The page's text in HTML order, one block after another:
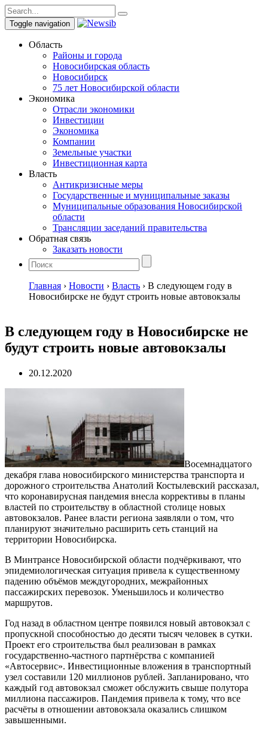
Toggle navigation
Область
Районы и города
Новосибирская область
Новосибирск
75 лет Новосибирской области
Экономика
Отрасли экономики
Инвестиции
Экономика
Компании
Земельные участки
Инвестиционная карта
Власть
Антикризисные меры
Государственные и муниципальные заказы
Муниципальные образования Новосибирской
области
Трансляции заседаний правительства
Обратная связь
Заказать новости
Главная › Новости › Власть › В следующем году в
Новосибирске не будут строить новые автовокзалы
В следующем году в Новосибирске не
будут строить новые автовокзалы
20.12.2020
Восемнадцатого
декабря глава новосибирского министерства транспорта и
дорожного строительства Анатолий Костылевский рассказал,
что коронавирусная пандемия внесла коррективы в планы
властей по строительству в областной столице новых
автовокзалов. Ранее власти региона заявляли о том, что
планируют значительно расширить сеть станций на
территории Новосибирска.
В Минтрансе Новосибирской области подчёркивают, что
эпидемиологическая ситуация привела к существенному
падению объёмов междугородних, межрайонных
пассажирских перевозок. Уменьшилось и количество
маршрутов.
Год назад в областном центре появился новый автовокзал с
пропускной способностью до десяти тысяч человек в сутки.
Проект его строительства был реализован в рамках
государственно-частного партнёрства с компанией
«Автосервис». Инвестиционные вложения в транспортный
узел составили 120 миллионов рублей. Запланировано, что
каждый год автовокзал сможет обслужить свыше полутора
миллиона пассажиров. Пандемия привела к тому, что все
расчёты в отношении автовокзала оказались слишком
завышенными.